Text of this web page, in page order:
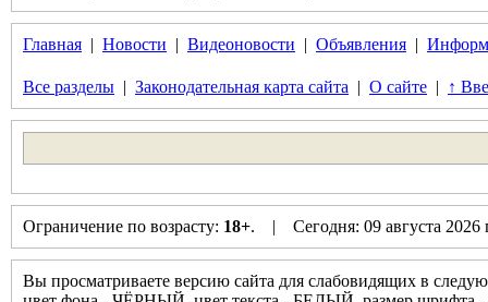
Главная | Новости | Видеоновости | Объявления |
Все разделы | Законодательная карта сайта | О сайте | ↑
Ограничение по возрасту: 18+. | Сегодня: 09 августа
Вы просматриваете версию сайта для слабовидящих в